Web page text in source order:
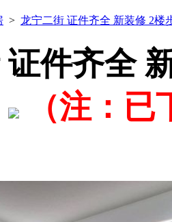
> 龙宁二街 证件齐全 新装修 2楼
件齐全
（注：已